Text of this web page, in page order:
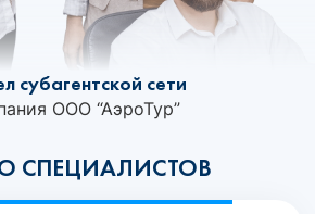
СПЕЦИАЛИСТОВ
субагентской сети
ООО “АэроТур”